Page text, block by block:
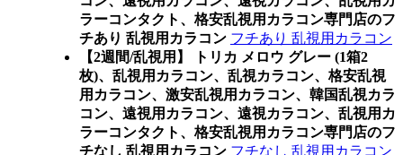
ラーコンタクト、格安乱視用カラコン専門店のフ
チあり 乱視用カラコン フチあり 乱視用カラコン
【2週間/乱視用】 トリカ メロウ グレー (1箱2
枚)、乱視用カラコン、乱視カラコン、格安乱視
用カラコン、激安乱視用カラコン、韓国乱視カラ
コン、遠視用カラコン、遠視カラコン、乱視用カ
ラーコンタクト、格安乱視用カラコン専門店のフ
チなし 乱視用カラコン フチなし 乱視用カラコン